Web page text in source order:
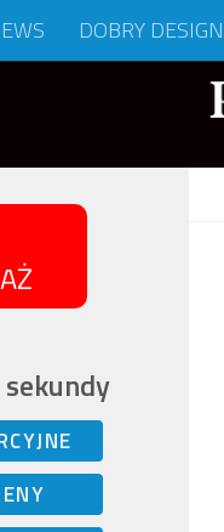
DOBRY DESIGN